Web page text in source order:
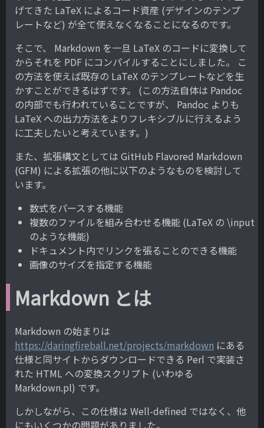
げてきた LaTeX によるコード資産 (デザインのテンプ
レートなど) が全て使えなくなることになるのです。
そこで、 Markdown を一旦 LaTeX のコードに変換して
からそれを PDF にコンパイルすることにしました。 こ
の方法を使えば既存の LaTeX のテンプレートなどを生
かすことができるはずです。 (この方法自体は Pandoc
の内部でも行われていることですが、 Pandoc よりも
LaTeX への出力方法をよりフレキシブルに行えるよう
に工夫したいと考えています。)
また、拡張構文としては GitHub Flavored Markdown
(GFM) による拡張の他に以下のようなものを検討して
います。
数式をパースする機能
複数のファイルを組み合わせる機能 (LaTeX の \input
のような機能)
ドキュメント内でリンクを張ることのできる機能
画像のサイズを指定する機能
Markdown とは
Markdown の始まりは
https://daringfireball.net/projects/markdown にある
仕様と同サイトからダウンロードできる Perl で実装さ
れた HTML への変換スクリプト (いわゆる
Markdown.pl) です。
しかしながら、この仕様は Well-defined ではなく、他
にもいくつかの問題がありました。